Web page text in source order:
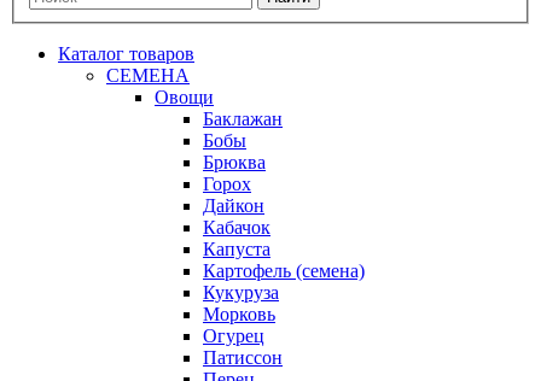
Каталог товаров
СЕМЕНА
Овощи
Баклажан
Бобы
Брюква
Горох
Дайкон
Кабачок
Капуста
Картофель (семена)
Кукуруза
Морковь
Огурец
Патиссон